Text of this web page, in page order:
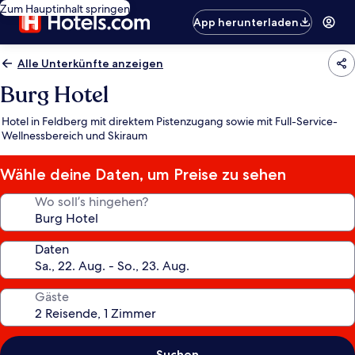
Zum Hauptinhalt springen
App herunterladen
Alle Unterkünfte anzeigen
Burg Hotel
Hotel in Feldberg mit direktem Pistenzugang sowie mit Full-Service-
Wellnessbereich und Skiraum
Wähle deine Daten, um Preise zu sehen
Wo soll’s hingehen?
Daten
Gäste